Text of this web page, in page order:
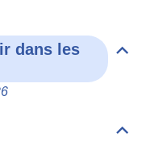
dans les
les